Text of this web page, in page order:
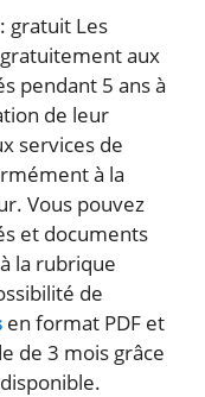
gratuit Les
aux
pendant 5 ans à
de leur
services de
à la
Vous pouvez
et documents
la rubrique
de
en format PDF et
de 3 mois grâce